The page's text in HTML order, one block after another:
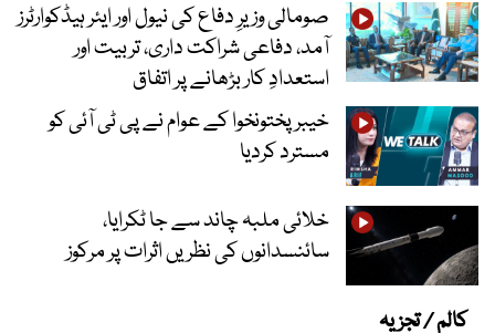
صومالی وزیرِ دفاع کی نیول اور ایئر ہیڈکوارٹرز
آمد، دفاعی شراکت داری، تربیت اور
استعدادِ کار بڑھانے پر اتفاق
خیبرپختونخوا کے عوام نے پی ٹی آئی کو
مسترد کردیا
خلائی ملبہ چاند سے جا ٹکرایا،
سائنسدانوں کی نظریں اثرات پر مرکوز
کالم / تجزیہ